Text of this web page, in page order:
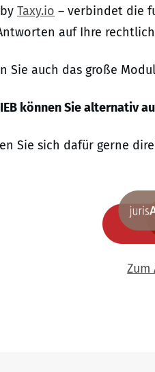
Taxy.io – verbindet die
auf Ihre
Sie auch das große
können Sie
Sie sich dafür gerne
Zum